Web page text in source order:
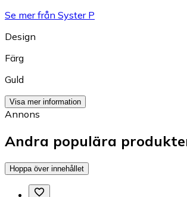
Se mer från Syster P
Design
Färg
Guld
Visa mer information
Annons
Andra populära
Hoppa över innehållet